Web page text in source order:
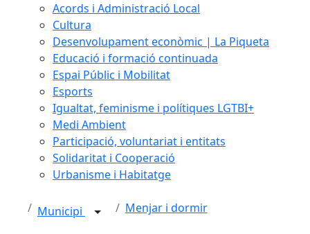
Acords i Administració Local
Cultura
Desenvolupament econòmic | La Piqueta
Educació i formació continuada
Espai Públic i Mobilitat
Esports
Igualtat, feminisme i polítiques LGTBI+
Medi Ambient
Participació, voluntariat i entitats
Solidaritat i Cooperació
Urbanisme i Habitatge
Municipi Menjar i dormir